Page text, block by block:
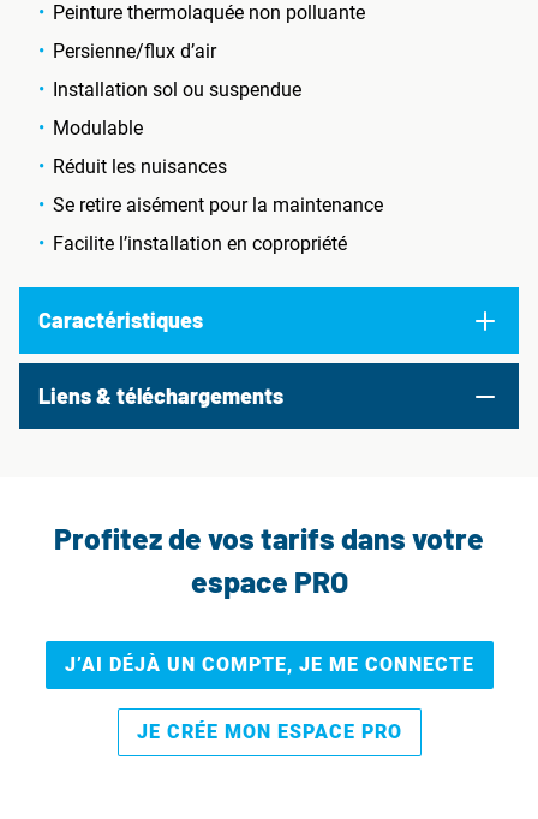
Peinture thermolaquée non polluante
Persienne/flux d’air
Installation sol ou suspendue
Modulable
Réduit les nuisances
Se retire aisément pour la maintenance
Facilite l’installation en copropriété
Caractéristiques
Liens & téléchargements
Profitez de vos tarifs dans votre
espace PRO
J’AI DÉJÀ UN COMPTE, JE ME CONNECTE
JE CRÉE MON ESPACE PRO